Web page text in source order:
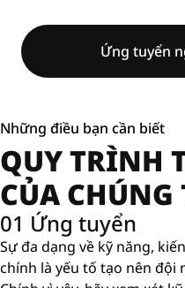
Ứng tuyển
Những điều bạn cần biết
QUY TRÌNH
CỦA CHÚNG
01 Ứng tuyển
Sự đa dạng về kỹ năng,
chính là yếu tố tạo nên đội